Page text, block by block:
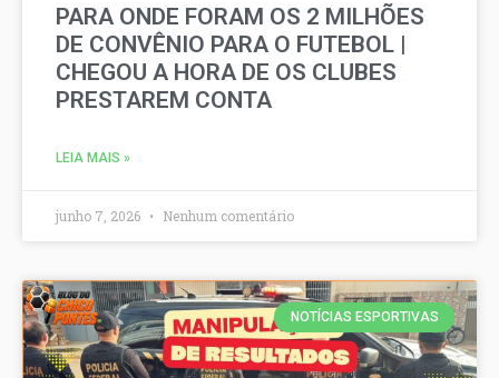
PARA ONDE FORAM OS 2 MILHÕES
DE CONVÊNIO PARA O FUTEBOL |
CHEGOU A HORA DE OS CLUBES
PRESTAREM CONTA
LEIA MAIS »
junho 7, 2026 Nenhum comentário
NOTÍCIAS ESPORTIVAS